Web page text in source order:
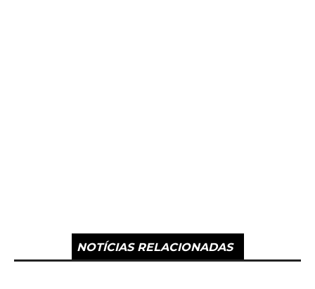
NOTÍCIAS RELACIONADAS